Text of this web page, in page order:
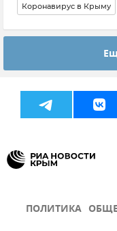
Коронавирус в Крыму
ПОЛИТИКА